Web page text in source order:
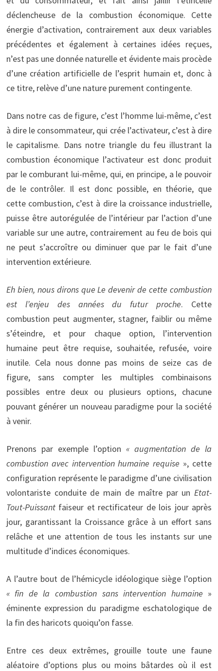
déclencheuse de la combustion économique. Cette
énergie d’activation, contrairement aux deux variables
précédentes et également à certaines idées reçues,
n’est pas une donnée naturelle et évidente mais procède
d’une création artificielle de l’esprit humain et, donc à
ce titre, relève d’une nature purement contingente.
Dans notre cas de figure, c’est l’homme lui-même, c’est
à dire le consommateur, qui crée l’activateur, c’est à dire
le capitalisme. Dans notre triangle du feu illustrant la
combustion économique l’activateur est donc produit
par le comburant lui-même, qui, en principe, a le pouvoir
de le contrôler. Il est donc possible, en théorie, que
cette combustion, c’est à dire la croissance industrielle,
puisse être autorégulée de l’intérieur par l’action d’une
variable sur une autre, contrairement au feu de bois qui
ne peut s’accroître ou diminuer que par le fait d’une
intervention extérieure.
Eh bien, nous dirons que Le devenir de cette combustion
est l’enjeu des années du futur proche. Cette
combustion peut augmenter, stagner, faiblir ou même
s’éteindre, et pour chaque option, l’intervention
humaine peut être requise, souhaitée, refusée, voire
inutile. Cela nous donne pas moins de seize cas de
figure, sans compter les multiples combinaisons
possibles entre deux ou plusieurs options, chacune
pouvant générer un nouveau paradigme pour la société
à venir.
Prenons par exemple l’option« augmentation de la
combustion avec intervention humaine requise », cette
configuration représente le paradigme d’une civilisation
volontariste conduite de main de maître par unEtat-
Tout-Puissantfaiseur et rectificateur de lois jour après
jour, garantissant la Croissance grâce à un effort sans
relâche et une attention de tous les instants sur une
multitude d’indices économiques.
A l’autre bout de l’hémicycle idéologique siège l’option
« fin de la combustion sans intervention humaine »
éminente expression du paradigme eschatologique de
la fin des haricots quoiqu’on fasse.
Entre ces deux extrêmes, grouille toute une faune
aléatoire d’options plus ou moins bâtardes où il est